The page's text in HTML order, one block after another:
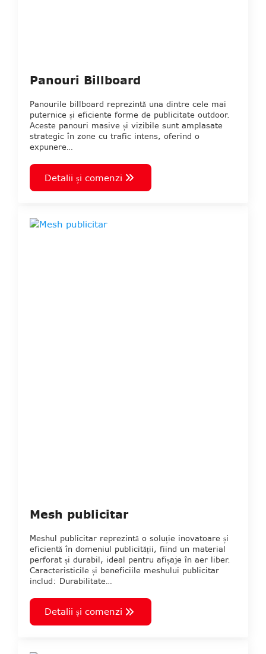
Panouri Billboard
Panourile billboard reprezintă una dintre cele mai
puternice și eficiente forme de publicitate outdoor.
Aceste panouri masive și vizibile sunt amplasate
strategic în zone cu trafic intens, oferind o
expunere…
Detalii și comenzi
Mesh publicitar
Meshul publicitar reprezintă o soluție inovatoare și
eficientă în domeniul publicității, fiind un material
perforat și durabil, ideal pentru afișaje în aer liber.
Caracteristicile și beneficiile meshului publicitar
includ: Durabilitate…
Detalii și comenzi